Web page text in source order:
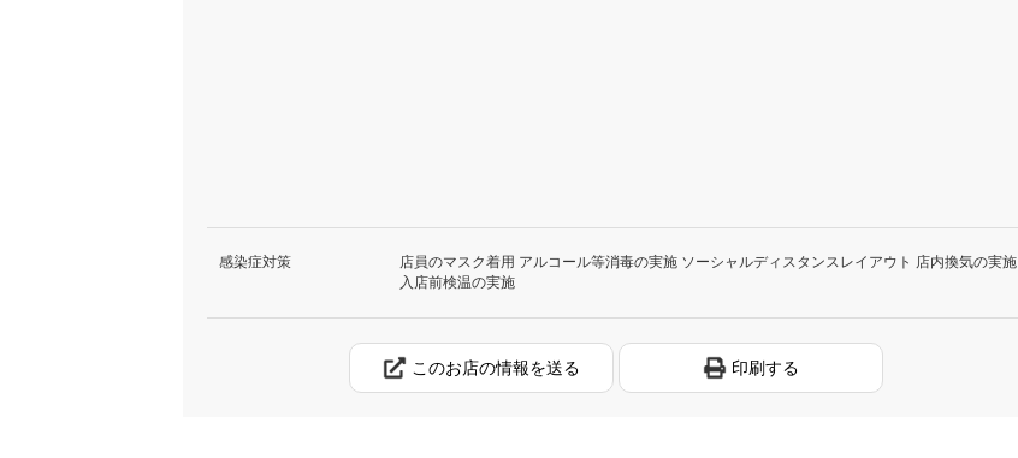
感染症対策
店員のマスク着用 アルコール等消毒の実施 ソーシャルディスタンスレイアウト 店内換気の実施
入店前検温の実施
このお店の情報を送る 印刷する